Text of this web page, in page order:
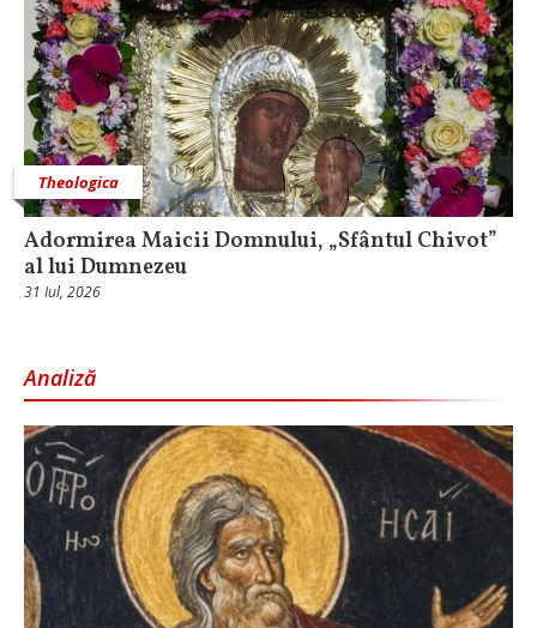
Theologica
Adormirea Maicii Domnului, „Sfântul Chivot”
al lui Dumnezeu
31 Iul, 2026
Analiză